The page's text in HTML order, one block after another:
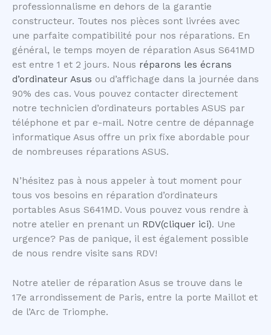
professionnalisme en dehors de la garantie
constructeur. Toutes nos pièces sont livrées avec
une parfaite compatibilité pour nos réparations. En
général, le temps moyen de réparation Asus S641MD
est entre 1 et 2 jours. Nous réparons les écrans
d’ordinateur Asus ou d’affichage dans la journée dans
90% des cas. Vous pouvez contacter directement
notre technicien d’ordinateurs portables ASUS par
téléphone et par e-mail. Notre centre de dépannage
informatique Asus offre un prix fixe abordable pour
de nombreuses réparations ASUS.
N’hésitez pas à nous appeler à tout moment pour
tous vos besoins en réparation d’ordinateurs
portables Asus S641MD. Vous pouvez vous rendre à
notre atelier en prenant un RDV(cliquer ici). Une
urgence? Pas de panique, il est également possible
de nous rendre visite sans RDV!
Notre atelier de réparation Asus se trouve dans le
17e arrondissement de Paris, entre la porte Maillot et
de l’Arc de Triomphe.